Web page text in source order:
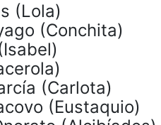
(Lola)
(Conchita)
(Carlota)
(Eustaquio)